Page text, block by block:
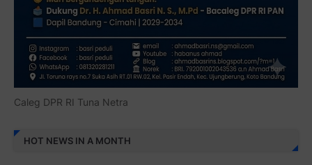
Caleg DPR RI Tuna Netra
HOT NEWS IN A MONTH